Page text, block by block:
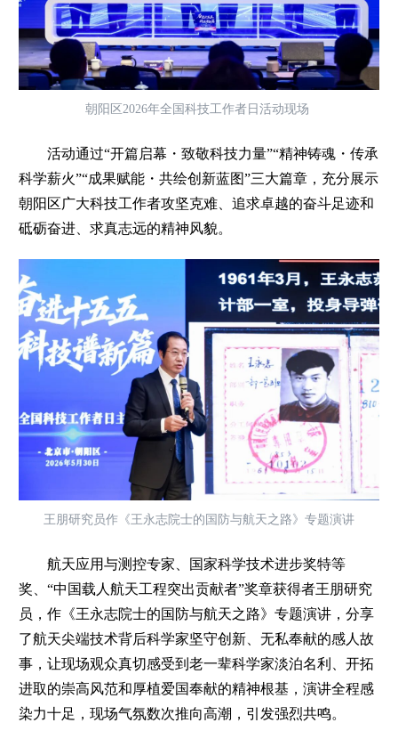
朝阳区2026年全国科技工作者日活动现场
活动通过“开篇启幕・致敬科技力量”“精神铸魂・传承
科学薪火”“成果赋能・共绘创新蓝图”三大篇章，充分展示
朝阳区广大科技工作者攻坚克难、追求卓越的奋斗足迹和
砥砺奋进、求真志远的精神风貌。
王朋研究员作《王永志院士的国防与航天之路》专题演讲
航天应用与测控专家、国家科学技术进步奖特等
奖、“中国载人航天工程突出贡献者”奖章获得者王朋研究
员，作《王永志院士的国防与航天之路》专题演讲，分享
了航天尖端技术背后科学家坚守创新、无私奉献的感人故
事，让现场观众真切感受到老一辈科学家淡泊名利、开拓
进取的崇高风范和厚植爱国奉献的精神根基，演讲全程感
染力十足，现场气氛数次推向高潮，引发强烈共鸣。